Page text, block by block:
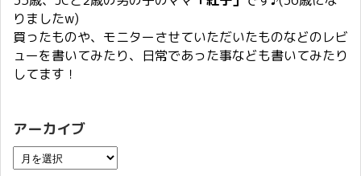
りましたw)
買ったものや、モニターさせていただいたものなどのレビ
ューを書いてみたり、日常であった事なども書いてみたり
してます！
アーカイブ